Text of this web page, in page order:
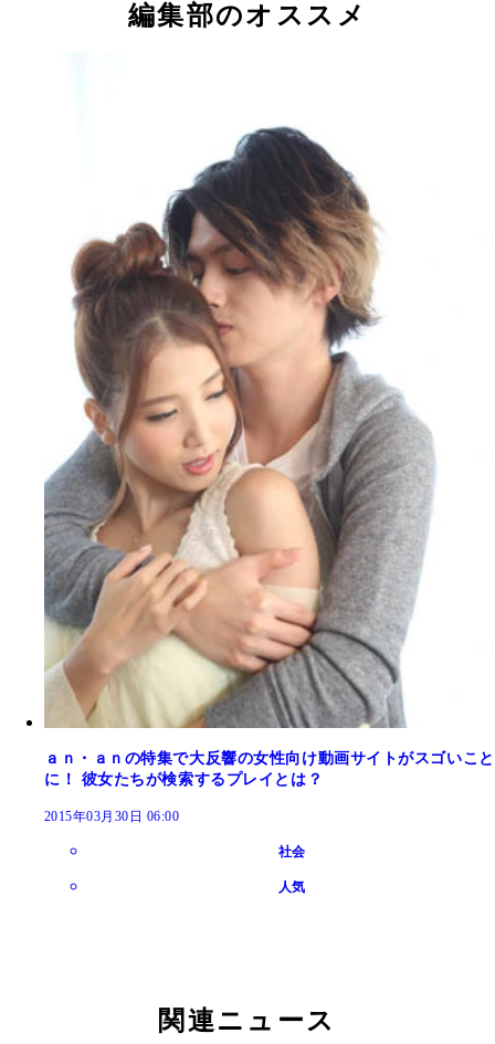
編集部のオススメ
ａｎ・ａｎの特集で大反響の女性向け動画サイトがスゴいこと
に！ 彼女たちが検索するプレイとは？
2015年03月30日 06:00
社会
人気
関連ニュース